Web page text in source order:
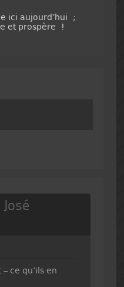
ici aujourd’hui ;
et prospère !
ce qu’ils en